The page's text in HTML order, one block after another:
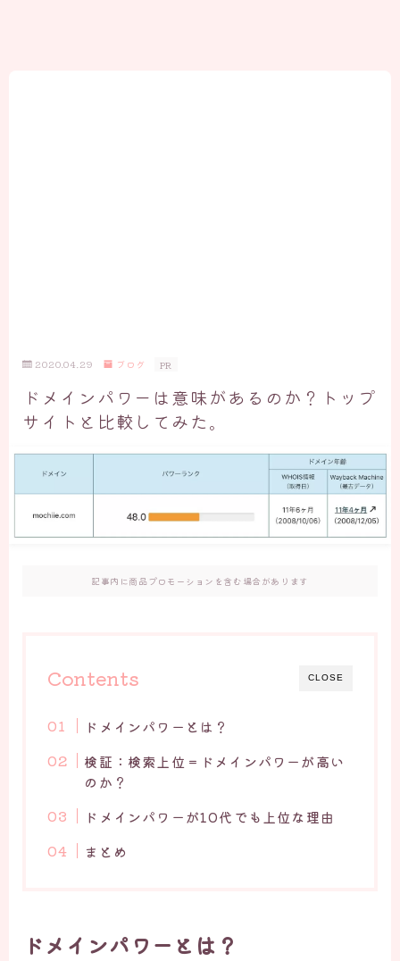
2020.04.29 ブログ PR
ドメインパワーは意味があるのか？トップ
サイトと比較してみた。
記事内に商品プロモーションを含む場合があります
CLOSE
Contents
ドメインパワーとは？
検証：検索上位＝ドメインパワーが高い
のか？
ドメインパワーが10代でも上位な理由
まとめ
ドメインパワーとは？